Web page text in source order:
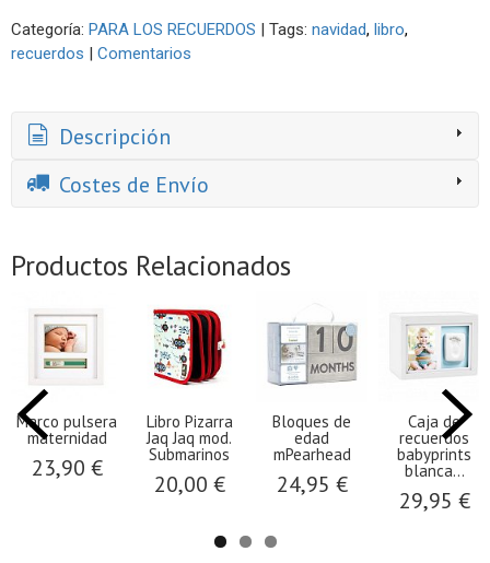
Categoría: PARA LOS RECUERDOS | Tags: navidad libro
recuerdos | Comentarios
Descripción
Costes de Envío
Productos Relacionados
Marco pulsera
maternidad
23,90 €
Libro Pizarra
Jaq Jaq mod.
Submarinos
20,00 €
Bloques de
edad
mPearhead
24,95 €
Caja de
recuerdos
babyprints
blanca...
29,95 €